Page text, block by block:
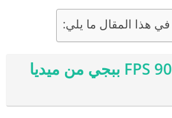
هذا المقال ما يلي:
تحميل ملف 90 FPS ببجي من ميديا